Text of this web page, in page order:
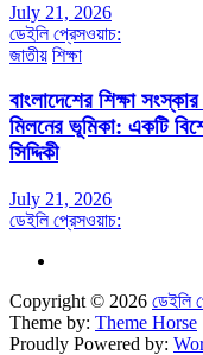
July 21, 2026
ডেইলি প্রেসওয়াচ:
জাতীয় শিক্ষা
বাংলাদেশের শিক্ষা
মিলনের ভূমিকা: একটি
সিদ্দিকী
July 21, 2026
ডেইলি প্রেসওয়াচ:
Copyright © 2026 ডেইলি
Theme by: Theme Horse
Proudly Powered by: